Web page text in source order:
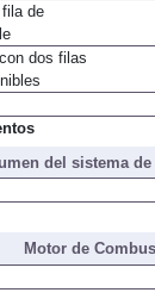
de
dos filas
del sistema
Motor de